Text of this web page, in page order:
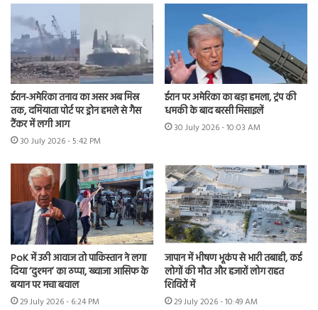
ईरान-अमेरिका तनाव का असर अब मिस्र
तक, दमियाता पोर्ट पर ड्रोन हमले से गैस
टैंकर में लगी आग
30 July 2026 - 5:42 PM
ईरान पर अमेरिका का बड़ा हमला, ट्रंप की
धमकी के बाद बरसी मिसाइलें
30 July 2026 - 10:03 AM
PoK में उठी आवाज तो पाकिस्तान ने लगा
दिया ‘दुश्मन’ का ठप्पा, ख्वाजा आसिफ के
बयान पर मचा बवाल
29 July 2026 - 6:24 PM
जापान में भीषण भूकंप से भारी तबाही, कई
लोगों की मौत और हजारों लोग राहत
शिविरों में
29 July 2026 - 10:49 AM